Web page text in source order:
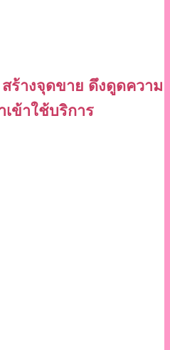
ร้างจุดขาย ดึงดูดความ
ข้าใช้บริการ